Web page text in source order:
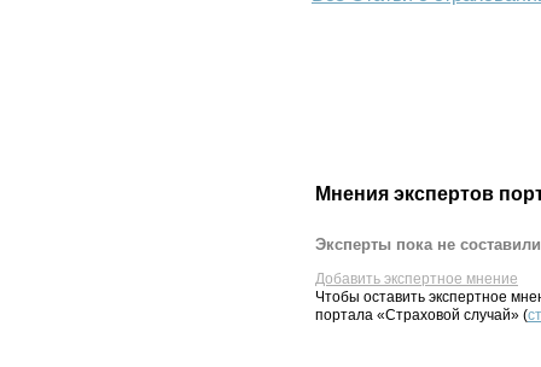
Мнения экспертов
Эксперты пока не
Добавить экспертное мнение
Чтобы оставить экспертное
портала «Страховой случай» (